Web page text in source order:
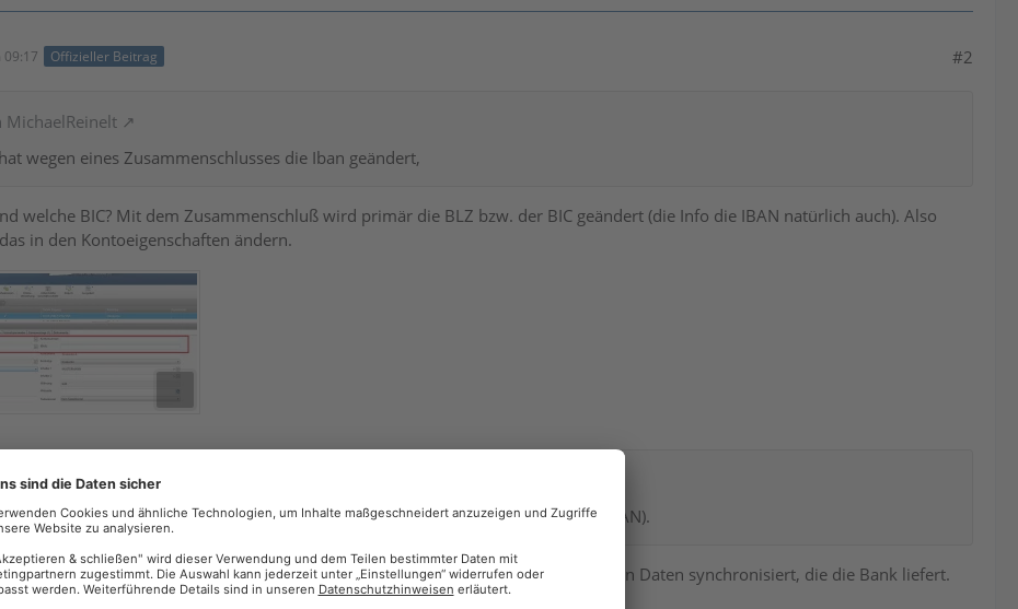
09:17 Offizieller Beitrag #2
MichaelReinelt
wegen eines Zusammenschlusses die Iban geändert,
welche BIC? Mit dem Zusammenschluß wird primär die BLZ bzw. der BIC geändert (die Info die IBAN natürlich auch). Also
in den Kontoeigenschaften ändern.
MichaelReinelt
Versuche waren: Konto neu sinkroniesieren (es erscheint weiterhin die alte IBAN).
synchronisierst (das meinst Du doch?), so wird nur genau dieses Konto mit den Daten synchronisiert, die die Bank liefert.